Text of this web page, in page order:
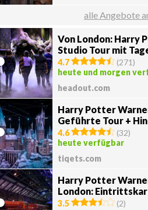
alle Angebote
Von London: Harry
Studio Tour mit
Oxford
4.7 (271)
heute und morgen
headout.com
Harry Potter
Geführte Tour +
Euston Station
4.6 (32)
heute verfügbar
tiqets.com
Harry Potter
London:
3.5 (2)